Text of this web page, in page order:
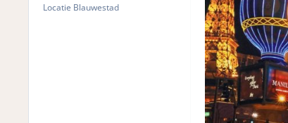
Locatie Blauwestad